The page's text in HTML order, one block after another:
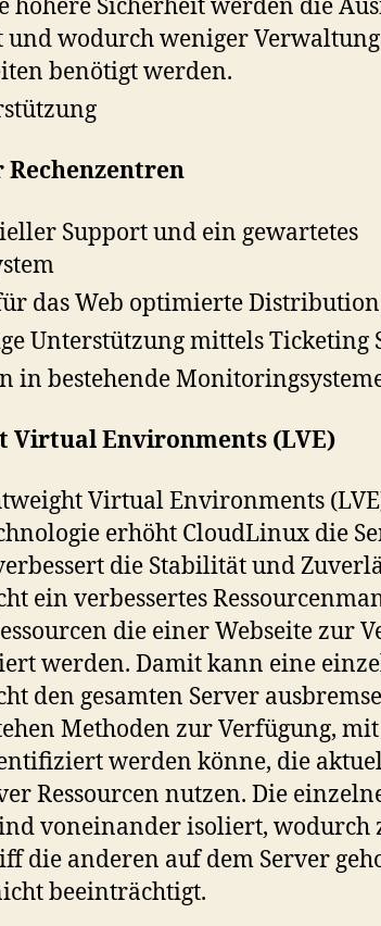
höhere Sicherheit werden die
wodurch weniger
benötigt werden.
Support und ein gewartetes
das Web optimierte Distribution
Unterstützung mittels Ticketing
in bestehende
Virtual Environments (LVE)
Virtual Environments
erhöht CloudLinux die
die Stabilität und
ein verbessertes
die einer Webseite zur
werden. Damit kann eine
den gesamten Server
Methoden zur Verfügung,
werden könne, die
Ressourcen nutzen. Die
voneinander isoliert, wodurch
die anderen auf dem Server
beeinträchtigt.